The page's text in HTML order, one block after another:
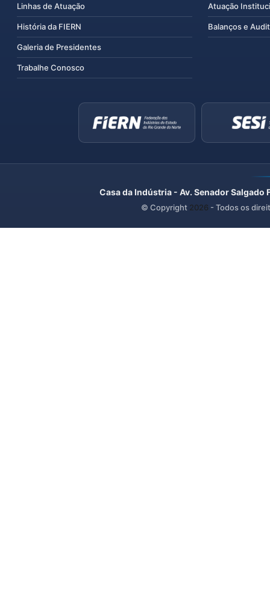
Linhas de Atuação
História da FIERN
Galeria de Presidentes
Trabalhe Conosco
Atuação
Balanços e
Casa da Indústria - Av. Senador
© Copyright 2026 - Todos os